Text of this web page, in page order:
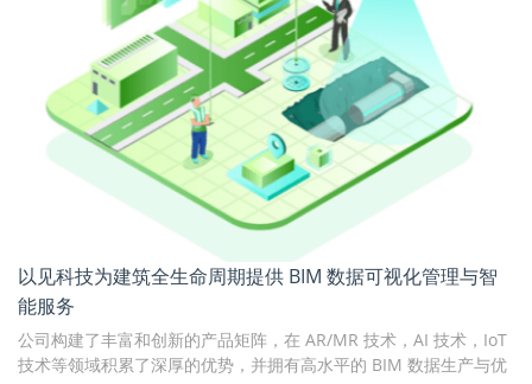
以见科技为建筑全生命周期提供 BIM 数据可视化管理与智
能服务
公司构建了丰富和创新的产品矩阵，在 AR/MR 技术，AI 技术，IoT
技术等领域积累了深厚的优势，并拥有高水平的 BIM 数据生产与优